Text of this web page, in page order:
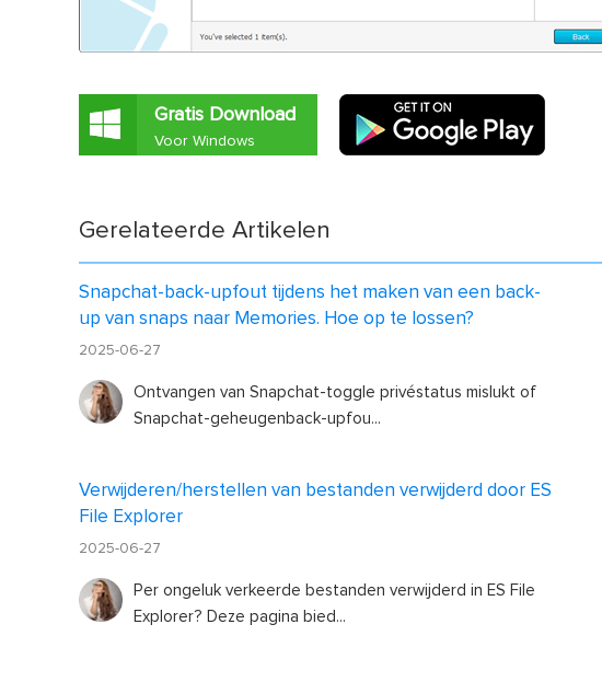
Gratis Download
Voor Windows
Gerelateerde Artikelen
Snapchat-back-upfout tijdens het maken van een back-
up van snaps naar Memories. Hoe op te lossen?
2025-06-27
Ontvangen van Snapchat-toggle privéstatus mislukt of
Snapchat-geheugenback-upfou...
Verwijderen/herstellen van bestanden verwijderd door ES
File Explorer
2025-06-27
Per ongeluk verkeerde bestanden verwijderd in ES File
Explorer? Deze pagina bied...